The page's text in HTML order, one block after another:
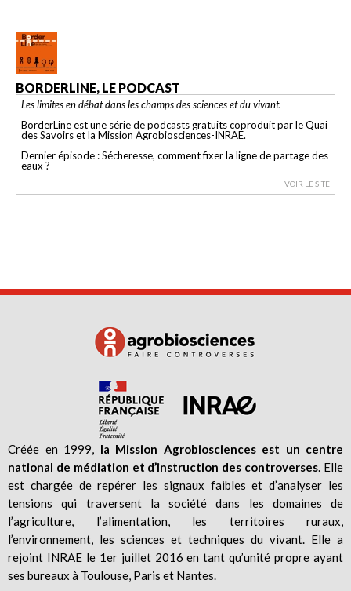
BORDERLINE, LE PODCAST
Les limites en débat dans les champs des sciences et du vivant.
BorderLine est une série de podcasts gratuits coproduit par le Quai
des Savoirs et la Mission Agrobiosciences-INRAE.
Dernier épisode : Sécheresse, comment fixer la ligne de partage des
eaux ?
VOIR LE SITE
Créée en 1999, la Mission Agrobiosciences est un centre
national de médiation et d’instruction des controverses. Elle
est chargée de repérer les signaux faibles et d’analyser les
tensions qui traversent la société dans les domaines de
l’agriculture, l’alimentation, les territoires ruraux,
l’environnement, les sciences et techniques du vivant. Elle a
rejoint INRAE le 1er juillet 2016 en tant qu’unité propre ayant
ses bureaux à Toulouse, Paris et Nantes.